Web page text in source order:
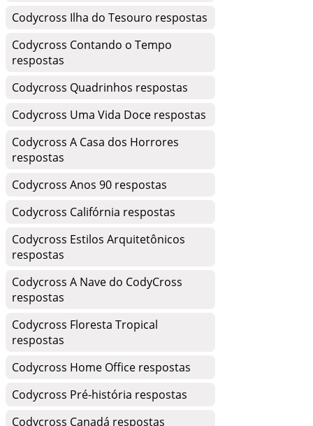
Codycross Ilha do Tesouro respostas
Codycross Contando o Tempo
respostas
Codycross Quadrinhos respostas
Codycross Uma Vida Doce respostas
Codycross A Casa dos Horrores
respostas
Codycross Anos 90 respostas
Codycross Califórnia respostas
Codycross Estilos Arquitetônicos
respostas
Codycross A Nave do CodyCross
respostas
Codycross Floresta Tropical
respostas
Codycross Home Office respostas
Codycross Pré-história respostas
Codycross Canadá respostas